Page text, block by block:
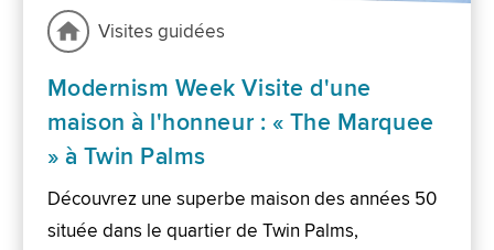
Visites guidées
Modernism Week Visite d'une
maison à l'honneur : « The Marquee
» à Twin Palms
Découvrez une superbe maison des années 50
située dans le quartier de Twin Palms,